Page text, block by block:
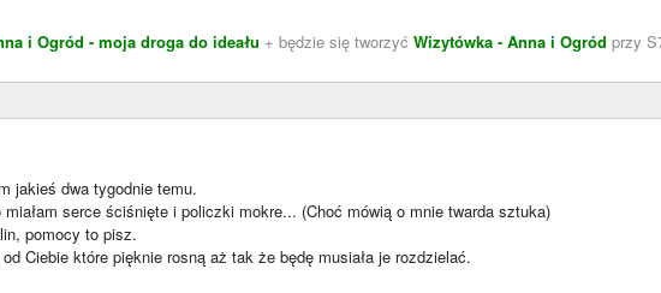
i Ogród - moja droga do ideału + będzie się tworzyć Wizytówka - Anna i Ogród przy
jakieś dwa tygodnie temu.
miałam serce ściśnięte i policzki mokre... (Choć mówią o mnie twarda sztuka)
pomocy to pisz.
Ciebie które pięknie rosną aż tak że będę musiała je rozdzielać.